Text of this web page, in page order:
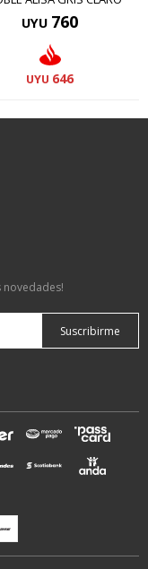
UYU 760
UYU 646
novedades!
Suscribirme